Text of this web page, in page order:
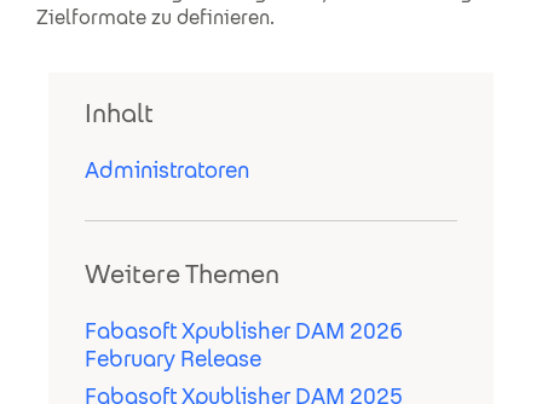
Zielformate zu definieren.
Inhalt
Administratoren
Weitere Themen
Fabasoft Xpublisher DAM 2026
February Release
Fabasoft Xpublisher DAM 2025